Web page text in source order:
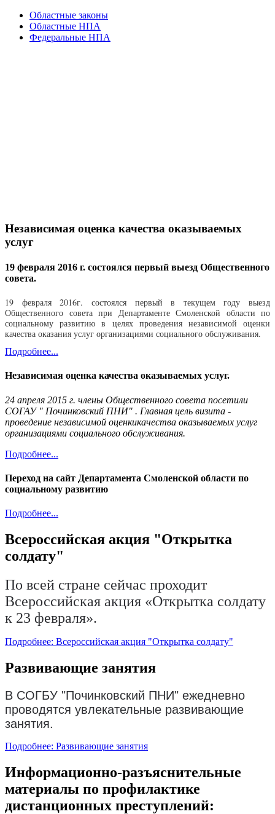
Областные законы
Областные НПА
Федеральные НПА
Независимая оценка качества оказываемых
услуг
19 февраля 2016 г. состоялся первый выезд Общественного
совета.
19 февраля 2016г. состоялся первый в текущем году выезд
Общественного совета при Департаменте Смоленской области по
социальному развитию в целях проведения независимой оценки
качества оказания услуг организациями социального обслуживания.
Подробнее...
Независимая оценка качества оказываемых услуг.
24 апреля 2015 г. члены Общественного совета посетили
СОГАУ " Починковский ПНИ" . Главная цель визита -
проведение независимой оценкикачества оказываемых услуг
организациями социального обслуживания.
Подробнее...
Переход на сайт Департамента Смоленской области по
социальному развитию
Подробнее...
Всероссийская акция "Открытка
солдату"
По всей стране сейчас проходит
Всероссийская акция «Открытка солдату
к 23 февраля».
Подробнее: Всероссийская акция "Открытка солдату"
Развивающие занятия
В СОГБУ "Починковский ПНИ" ежедневно
проводятся увлекательные развивающие
занятия.
Подробнее: Развивающие занятия
Информационно-разъяснительные
материалы по профилактике
дистанционных преступлений: